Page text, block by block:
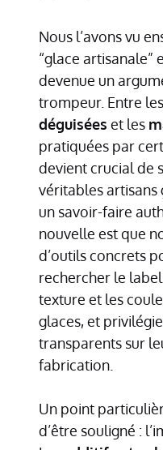
Nous l’avons vu
“glace artisanale”
devenue un
trompeur. Entre les
déguisées et les
pratiquées par
devient crucial de
véritables
un savoir-faire
nouvelle est que
d’outils concrets
rechercher le
texture et les
glaces, et
transparents sur
fabrication.
Un point
d’être souligné :